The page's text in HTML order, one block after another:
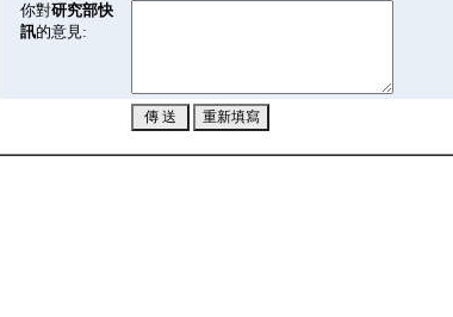
你對研究部快
訊的意見: